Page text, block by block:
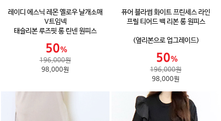
레이디 에스닉 레몬 옐로우 날개소매
V트임넥
태슬리본 루즈핏 롱 린넨 원피스
196,000원
98,000원
퓨어 블라썸 화이트 프린세스 라인
프릴 티어드 백 리본 롱 원피스
(옆리본으로 업그레이드)
196,000원
98,000원